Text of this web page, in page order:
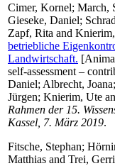
Cimer, Kornel; March,
Gieseke, Daniel;
Zapf, Rita and
betriebliche
Landwirtschaft.
self-assessment –
Daniel; Albrecht, Joana;
Jürgen; Knierim, Ute
Rahmen der 15.
Kassel, 7. März 2019.
Fitsche, Stephan;
Matthias and Trei,